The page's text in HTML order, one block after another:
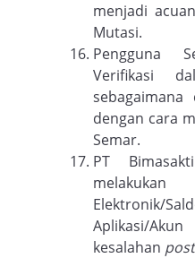
menjadi
Mutasi.
Pengguna
Verifikasi
dengan cara
Semar.
PT
Elektronik/
Aplikasi/
kesalahan